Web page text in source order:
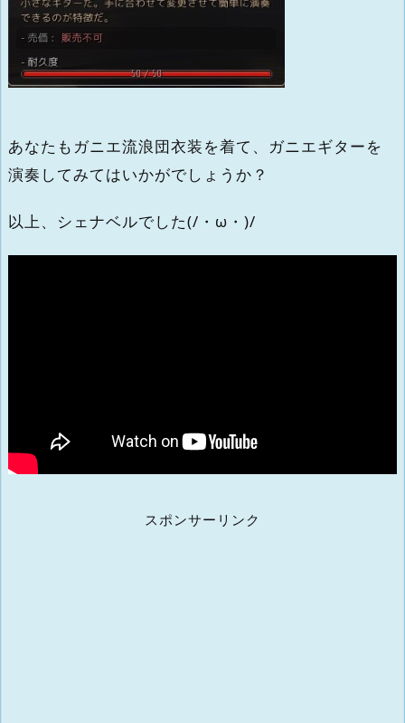
あなたもガニエ流浪団衣装を着て、ガニエギターを
演奏してみてはいかがでしょうか？
以上、シェナベルでした(/・ω・)/
スポンサーリンク